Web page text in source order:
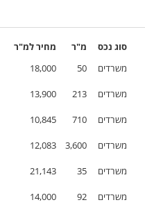
סוג נכס מ"ר מחירלמ"ר
משרדים 50
18,000
משרדים 213
13,900
משרדים 710
10,845
משרדים 3,600
12,083
משרדים 35
21,143
משרדים 92
14,000